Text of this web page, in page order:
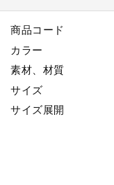
商品コード
カラー
素材、材質
サイズ
サイズ展開